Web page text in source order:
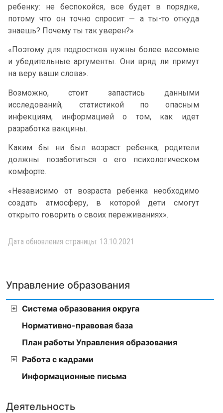
Управление образования
Система образования округа
Нормативно-правовая база
План работы Управления образования
Работа с кадрами
Информационные письма
Деятельность
ребенку: не беспокойся, все будет в порядке,
потому что он точно спросит — а ты-то откуда
знаешь? Почему ты так уверен?»
«Поэтому для подростков нужны более весомые
и убедительные аргументы. Они вряд ли примут
на веру ваши слова».
Возможно, стоит запастись данными
исследований, статистикой по опасным
инфекциям, информацией о том, как идет
разработка вакцины.
Каким бы ни был возраст ребенка, родители
должны позаботиться о его психологическом
комфорте.
«Независимо от возраста ребенка необходимо
создать атмосферу, в которой дети смогут
открыто говорить о своих переживаниях».
Дата обновления страницы: 13.10.2021